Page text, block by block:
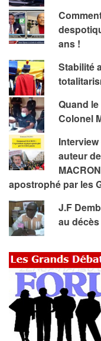
ans !
Stabilité
Quand
Colonel
auteur
apostrophé par les
J.F
au